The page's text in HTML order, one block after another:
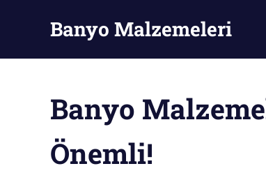
Banyo Malzemeleri
Banyo
Önemli!